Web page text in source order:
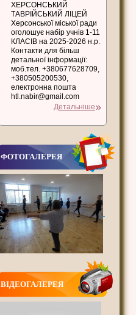
ХЕРСОНСЬКИЙ
ТАВРІЙСЬКИЙ ЛІЦЕЙ
Херсонської міської ради
оголошує набір учнів 1-11
КЛАСІВ на 2025-2026 н.р.
Контакти для більш
детальної інформації:
моб.тел. +380677628709,
+380505200530,
електронна пошта
htl.nabir@gmail.com
Детальніше
ФОТОГАЛЕРЕЯ
ВIДЕОГАЛЕРЕЯ